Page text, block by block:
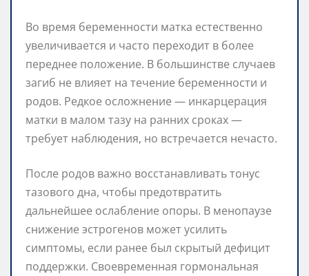
Во время беременности матка естественно
увеличивается и часто переходит в более
переднее положение. В большинстве случаев
загиб не влияет на течение беременности и
родов. Редкое осложнение — инкарцерация
матки в малом тазу на ранних сроках —
требует наблюдения, но встречается нечасто.
После родов важно восстанавливать тонус
тазового дна, чтобы предотвратить
дальнейшее ослабление опоры. В менопаузе
снижение эстрогенов может усилить
симптомы, если ранее был скрытый дефицит
поддержки. Своевременная гормональная